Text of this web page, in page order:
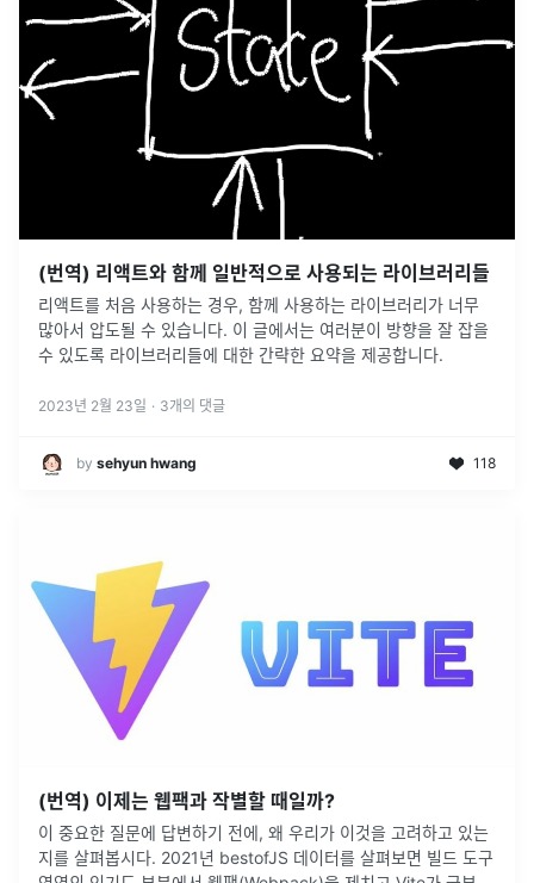
(번역) 리액트와 함께 일반적으로 사용되는 라이브러리들
리액트를 처음 사용하는 경우, 함께 사용하는 라이브러리가 너무
많아서 압도될 수 있습니다. 이 글에서는 여러분이 방향을 잘 잡을
수 있도록 라이브러리들에 대한 간략한 요약을 제공합니다.
2023년 2월 23일 · 3개의 댓글
by sehyun hwang 118
(번역) 이제는 웹팩과 작별할 때일까?
이 중요한 질문에 답변하기 전에, 왜 우리가 이것을 고려하고 있는
지를 살펴봅시다. 2021년 bestofJS 데이터를 살펴보면 빌드 도구